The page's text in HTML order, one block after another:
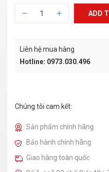
ADD
Liên hệ mua hàng
Hotline: 0973.030.496
Chúng tôi cam kết:
Sản phẩm chính hãng
Bảo hành chính hãng
Giao hàng toàn quốc